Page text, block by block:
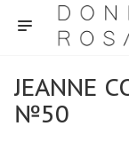
JEANNE
№50